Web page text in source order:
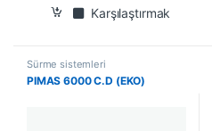
Karşılaştırmak
Sürme sistemleri
PIMAS 6000 C.D (EKO)